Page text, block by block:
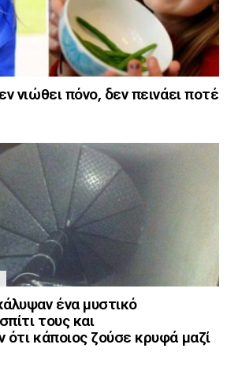
νιώθει πόνο, δεν πεινάει ποτέ
ένα μυστικό
τους και
ότι κάποιος ζούσε κρυφά μαζί